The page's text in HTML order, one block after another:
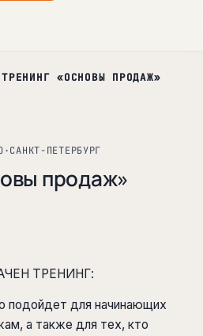
ТРЕНИНГ «ОСНОВЫ ПРОДАЖ»
·САНКТ-ПЕТЕРБУРГ
продаж»
ТРЕНИНГ:
подойдет для начинающих
а также для тех, кто